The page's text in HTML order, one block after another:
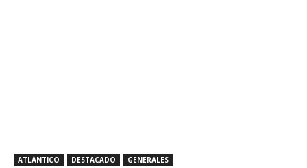
ATLÁNTICO DESTACADO GENERALES